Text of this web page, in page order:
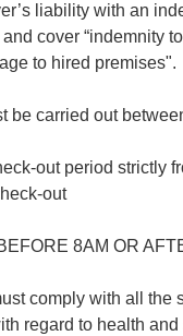
liability with an
cover “indemnity
to hired premises".
be carried out
out period strictly
out
8AM OR
comply with all the
regard to health and